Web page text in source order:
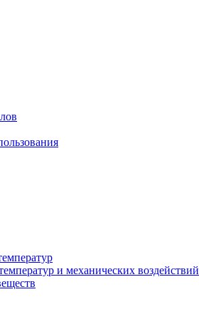
и механических воздействий